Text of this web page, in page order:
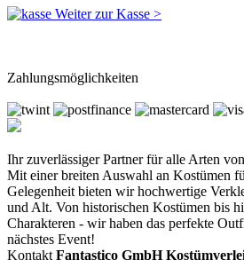
Weiter zur Kasse >
Zahlungsmöglichkeiten
Ihr zuverlässiger Partner für alle Arten
Mit einer breiten Auswahl an Kostümen
Gelegenheit bieten wir hochwertige
und Alt. Von historischen Kostümen bis
Charakteren - wir haben das perfekte
nächstes Event!
Kontakt Fantastico GmbH